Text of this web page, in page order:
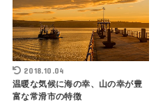
2018.10.04
温暖な気候に海の幸、山の幸が豊
富な常滑市の特徴